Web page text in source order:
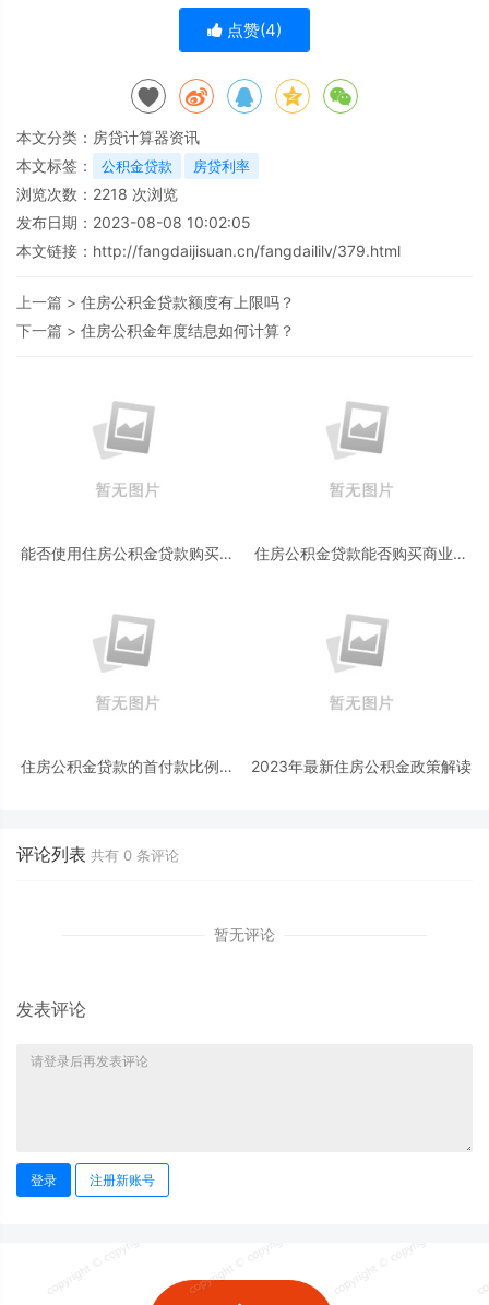
点赞(4)
本文分类： 房贷计算器资讯
本文标签：
公积金贷款 房贷利率
浏览次数： 2218 次浏览
发布日期：2023-08-08 10:02:05
本文链接： http://fangdaijisuan.cn/fangdaililv/379.html
上一篇 > 住房公积金贷款额度有上限吗？
下一篇 > 住房公积金年度结息如何计算？
能否使用住房公积金贷款购买商
住房公积金贷款能否购买商业用
住房公积金贷款的首付款比例是
2023年最新住房公积金政策解读
评论列表 共有 0 条评论
暂无评论
发表评论
登录 注册新账号